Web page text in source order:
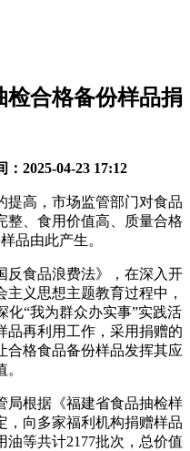
合格备份样品捐
： 2025-04-23 17:12
高，市场监管部门对食品
整、食用价值高、质量合格
品由此产生。
食品浪费法》，在深入开
义思想主题教育过程中，
化“我为群众办实事”实践活
品再利用工作，采用捐赠的
合格食品备份样品发挥其应
根据《福建省食品抽检样
，向多家福利机构捐赠样品
等共计2177批次，总价值